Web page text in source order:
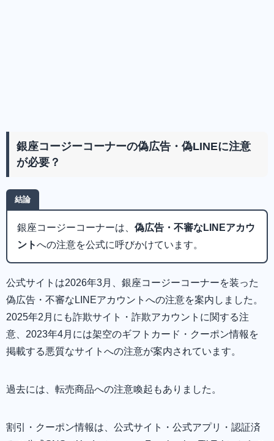
銀座コージーコーナーの偽広告・偽LINEに注意
が必要？
結論
銀座コージーコーナーは、 偽広告・不審なLINEアカウ
ントへの注意を公式に呼びかけています。
公式サイトは2026年3月、銀座コージーコーナーを装った
偽広告・不審なLINEアカウントへの注意を案内しました。
2025年2月にも詐欺サイト・詐欺アカウントに関する注
意、2023年4月には架空のギフトカード・クーポン情報を
掲載する悪質なサイトへの注意が案内されています。
過去には、転売商品への注意喚起もありました。
割引・クーポン情報は、公式サイト・公式アプリ・認証済